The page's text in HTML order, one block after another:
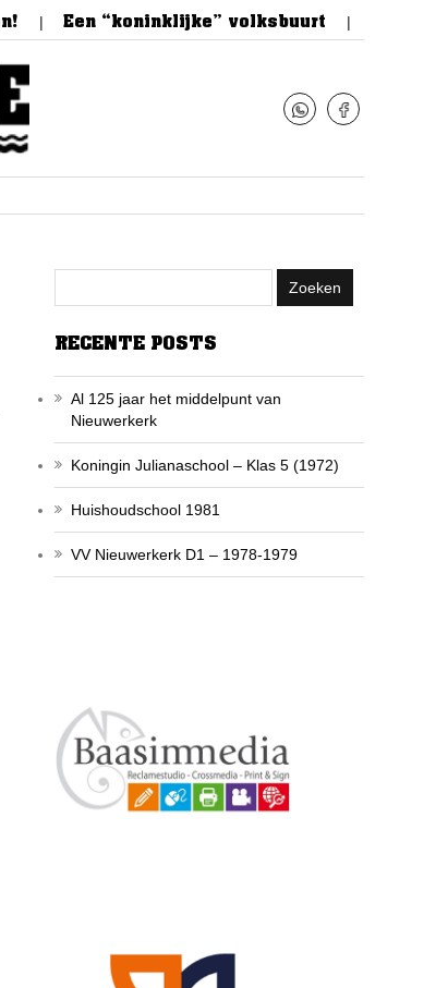
Een “koninklijke” volksbuurt
RECENTE POSTS
Al 125 jaar het middelpunt van
Nieuwerkerk
Koningin Julianaschool – Klas 5 (1972)
Huishoudschool 1981
VV Nieuwerkerk D1 – 1978-1979